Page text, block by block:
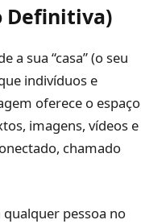
Definitiva)
a sua “casa” (o seu
indivíduos e
oferece o espaço
imagens, vídeos e
chamado
qualquer pessoa no